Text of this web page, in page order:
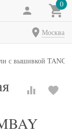
0
Москва
с вышивкой